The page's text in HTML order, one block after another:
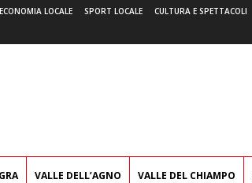
ECONOMIA LOCALE SPORT LOCALE CULTURA E SPETTACOLI
VALLE DELL’AGNO VALLE DEL CHIAMPO